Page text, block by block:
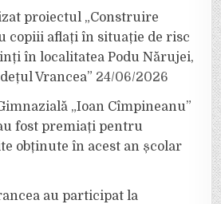
proiectul „Construire
copiii aflați în situație de risc
în localitatea Podu Nărujei,
Vrancea” 24/06/2026
„Ioan Cîmpineanu”
fost premiați pentru
obținute în acest an școlar
au participat la